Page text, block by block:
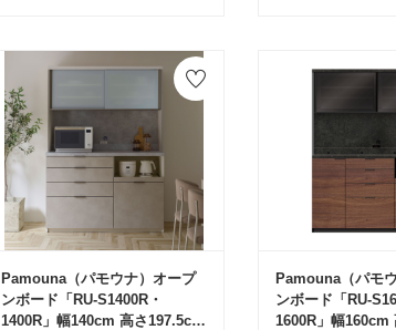
Pamouna（パモウナ）オープ
ンボード「RU-S1400R・
1400R」幅140cm 高さ197.5cm
Pamouna（パモ
ンボード「RU-
1600R」幅160cm